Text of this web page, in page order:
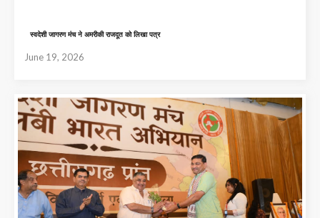
स्वदेशी जागरण मंच ने अमरीकी राजदूत को लिखा पत्र
June 19, 2026